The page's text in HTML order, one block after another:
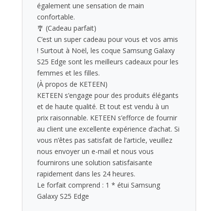
également une sensation de main
confortable.
🎐 (Cadeau parfait)
C’est un super cadeau pour vous et vos amis
! Surtout à Noël, les coque Samsung Galaxy
S25 Edge sont les meilleurs cadeaux pour les
femmes et les filles.
(À propos de KETEEN)
KETEEN s’engage pour des produits élégants
et de haute qualité. Et tout est vendu à un
prix raisonnable. KETEEN s’efforce de fournir
au client une excellente expérience d’achat. Si
vous n’êtes pas satisfait de l’article, veuillez
nous envoyer un e-mail et nous vous
fournirons une solution satisfaisante
rapidement dans les 24 heures.
Le forfait comprend : 1 * étui Samsung
Galaxy S25 Edge